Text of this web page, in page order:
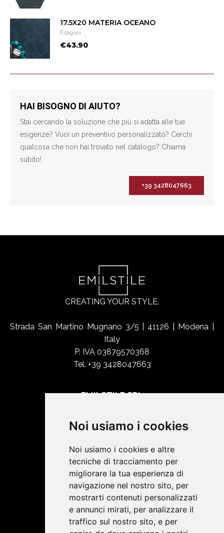
Noi usiamo i cookies
Noi usiamo i cookies e altre
tecniche di tracciamento per
migliorare la tua esperienza di
navigazione nel nostro sito, per
mostrarti contenuti personalizzati
e annunci mirati, per analizzare il
traffico sul nostro sito, e per
17.5X20 MATERIA OCEANO
Esagoni
€43.90
HAI BISOGNO DI AIUTO?
Stai cercando la soluzione che più si adatta alle tue
esigenze? Vuoi un preventivo personalizzato? Cerchi
qualcosa che non hai trovato nel catalogo? Chiama
subito!
+39 3428047663
CREATING YOUR STYLE.
Strada San Martino Mugnano 3/5 | 41126 | Modena |
Italy
P. IVA 03879570368
Tel. +39 3428047663
EMILSTILE SRL
Shop Online
SOCIAL NETWORK
Termini e condizioni